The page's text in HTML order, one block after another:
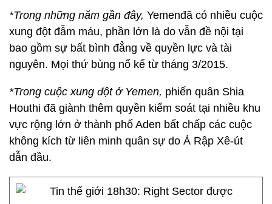
*Trong những năm gần đây, Yemenđã có nhiều cuộc
xung đột đẫm máu, phần lớn là do vẫn đề nội tại
bao gồm sự bất bình đẳng về quyền lực và tài
nguyên. Mọi thứ bùng nổ kể từ tháng 3/2015.
*Trong cuộc xung đột ở Yemen, phiến quân Shia
Houthi đã giành thêm quyền kiểm soát tại nhiều khu
vực rộng lớn ở thành phố Aden bất chấp các cuộc
không kích từ liên minh quân sự do Ả Rập Xê-út
dẫn đầu.